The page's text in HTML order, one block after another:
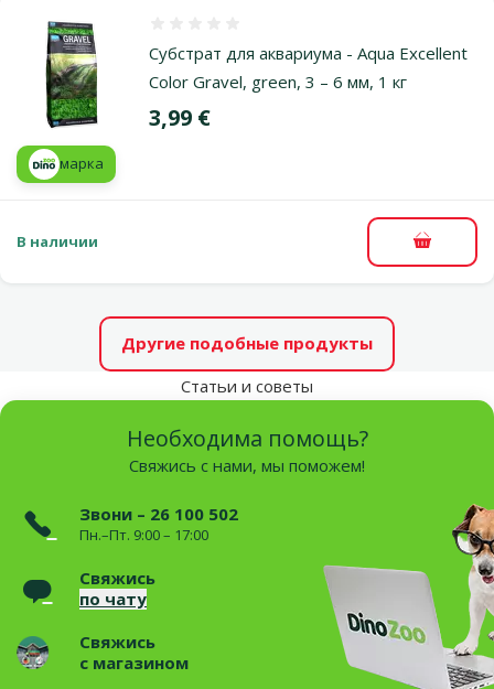
Субстрат для аквариума - Aqua Excellent
Color Gravel, green, 3 – 6 мм, 1 кг
Цена
3,99 €
марка
В наличии В
Другие подобные продукты
Статьи и советы
Необходима помощь?
Свяжись с нами, мы поможем!
Звони – 26 100 502
Пн.–Пт. 9:00 – 17:00
Свяжись
по чату
Свяжись
с магазином